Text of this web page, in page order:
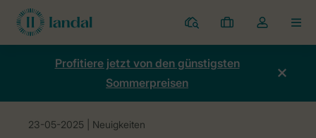
Ferienparks
Meine
Buchungen
Dropdown-
Menü
Kontos
Profitiere jetzt von den günstigsten
Sommerpreisen
Neuigkeiten
23-05-2025 | Neuigkeiten